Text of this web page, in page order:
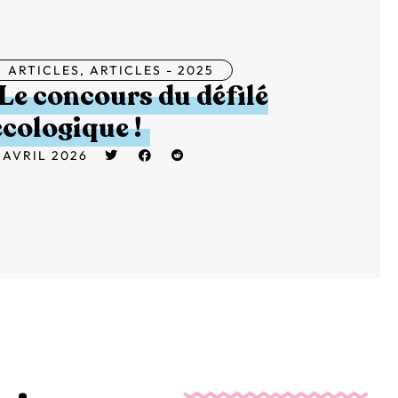
ARTICLES, ARTICLES - 2025
concours du défilé
!
2026